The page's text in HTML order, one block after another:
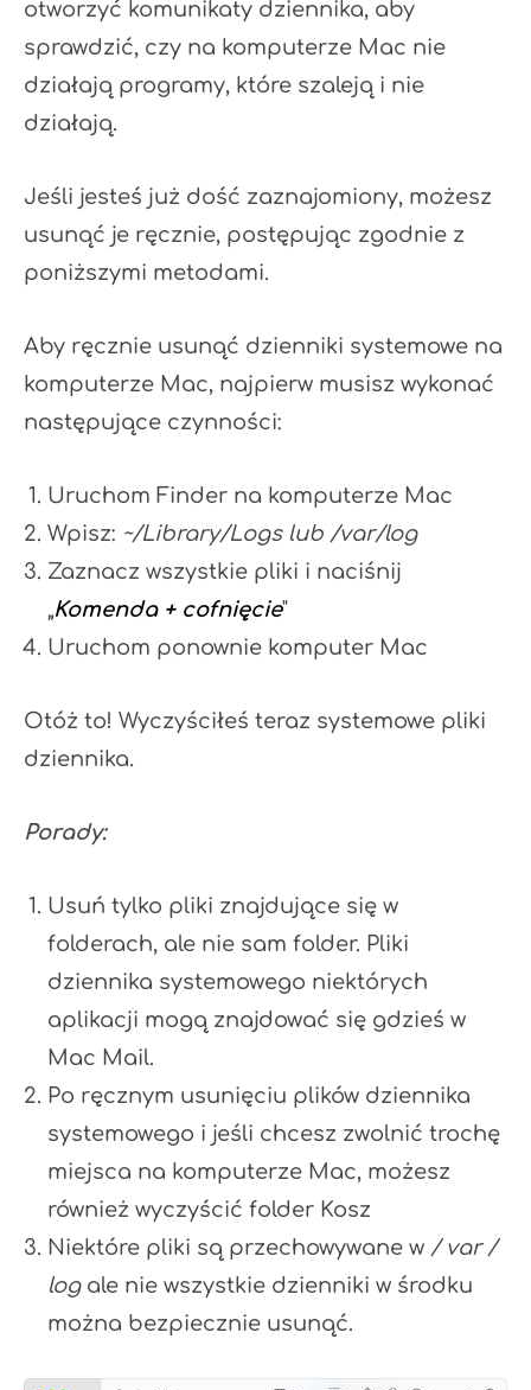
otworzyć komunikaty dziennika, aby
sprawdzić, czy na komputerze Mac nie
działają programy, które szaleją i nie
działają.
Jeśli jesteś już dość zaznajomiony, możesz
usunąć je ręcznie, postępując zgodnie z
poniższymi metodami.
Aby ręcznie usunąć dzienniki systemowe na
komputerze Mac, najpierw musisz wykonać
następujące czynności:
Uruchom Finder na komputerze Mac
Wpisz: ~/Library/Logs lub /var/log
Zaznacz wszystkie pliki i naciśnij
„Komenda + cofnięcie"
Uruchom ponownie komputer Mac
Otóż ​​to! Wyczyściłeś teraz systemowe pliki
dziennika.
Porady:
Usuń tylko pliki znajdujące się w
folderach, ale nie sam folder. Pliki
dziennika systemowego niektórych
aplikacji mogą znajdować się gdzieś w
Mac Mail.
Po ręcznym usunięciu plików dziennika
systemowego i jeśli chcesz zwolnić trochę
miejsca na komputerze Mac, możesz
również wyczyścić folder Kosz
Niektóre pliki są przechowywane w / var /
logale nie wszystkie dzienniki w środku
można bezpiecznie usunąć.